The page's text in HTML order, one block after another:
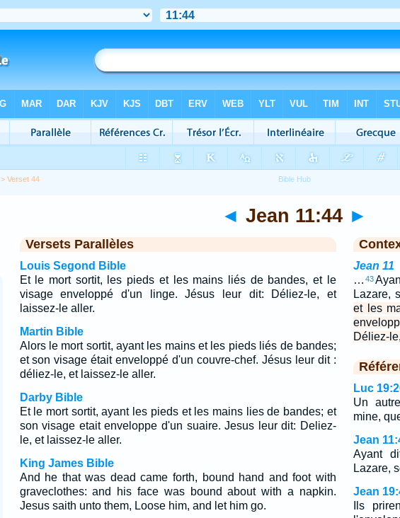
> Verset 44
◄ Jean 11:44 ►
Versets Parallèles
Louis Segond Bible
Et le mort sortit, les pieds et les mains liés de bandes, et le
visage enveloppé d'un linge. Jésus leur dit: Déliez-le, et
laissez-le aller.
Martin Bible
Alors le mort sortit, ayant les mains et les pieds liés de bandes;
et son visage était enveloppé d'un couvre-chef. Jésus leur dit :
déliez-le, et laissez-le aller.
Darby Bible
Et le mort sortit, ayant les pieds et les mains lies de bandes; et
son visage etait enveloppe d'un suaire. Jesus leur dit: Deliez-
le, et laissez-le aller.
King James Bible
And he that was dead came forth, bound hand and foot with
graveclothes: and his face was bound about with a napkin.
Jesus saith unto them, Loose him, and let him go.
Jean 11
… 43
Lazare,
et les
Déliez-
Luc
Un
mine,
Jean
Ayant
Lazare,
Jean
Ils